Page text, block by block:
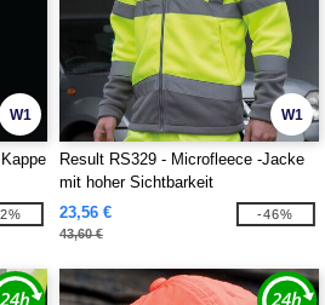
W1 W1
Result RS329 - Microfleece -Jacke
mit hoher Sichtbarkeit
23,56 €
43,60 €
-46%